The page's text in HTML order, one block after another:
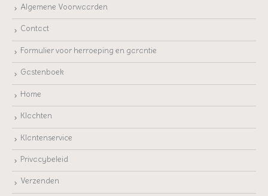
Algemene Voorwaarden
Contact
Formulier voor herroeping en garantie
Gastenboek
Home
Klachten
Klantenservice
Privacybeleid
Verzenden